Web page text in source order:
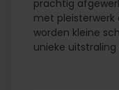
prachtig
met pleisterwerk
worden kleine
unieke